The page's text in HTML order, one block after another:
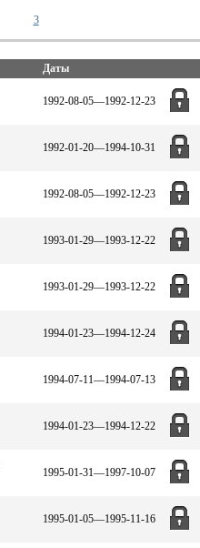
3
Даты
1992-08-05—1992-12-23
1992-01-20—1994-10-31
1992-08-05—1992-12-23
1993-01-29—1993-12-22
1993-01-29—1993-12-22
1994-01-23—1994-12-24
1994-07-11—1994-07-13
1994-01-23—1994-12-22
1995-01-31—1997-10-07
1995-01-05—1995-11-16